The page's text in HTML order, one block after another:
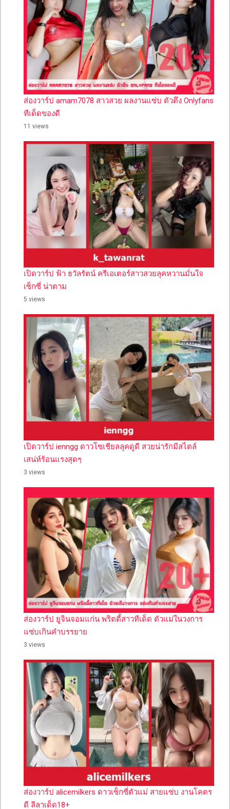
ส่องวาร์ป amam7078 สาวสวย ผลงานแซ่บ ตัวตึง Onlyfans
ทีเด็ดของดี
11 views
เปิดวาร์ป ฟ้า ธวัลรัตน์ ครีเอเตอร์สาวสวยลุคหวานมั่นใจ
เซ็กซี่ น่าตาม
5 views
เปิดวาร์ป ienngg ดาวโซเชียลลุคดูดี สวยน่ารักมีสไตล์
เสน่ห์ร้อนแรงสุดๆ
3 views
ส่องวาร์ป ยูจินจอมแก่น พริตตี้สาวทีเด็ด ตัวแม่ในวงการ
แซ่บเกินคำบรรยาย
3 views
ส่องวาร์ป alicemilkers ดาวเซ็กซี่ตัวแม่ สายแซ่บ งานโคตร
ดี ลีลาเด็ด18+